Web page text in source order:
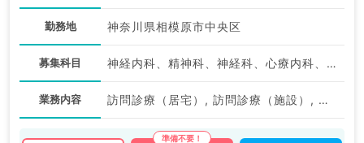
勤務地 神奈川県相模原市中央区
募集科目 神経内科、精神科、神経科、心療内科、アレルギー科、リウマチ科、小児科、整形外科、形成外科、美容外科、脳神経外科、呼吸器外科、心臓血管外科、小児外科、泌尿器科、産婦人科、産科、婦人科、眼科、耳鼻咽喉科、気管食道科、リハビリテーション科、麻酔科、ペインクリニック、人工透析科、緩和ケア科、一般内科、循環器内科、呼吸器内科、消化器内科、内分泌・代謝内科、腎臓内科、老年内科、血液内科、外科系全般、一般外科、消化器外科、乳腺外科、総合診療科、健診・人間ドック、救急科・ＩＣＵ、病理科、基礎医学系、膠原病科、スポーツ整形外科、大腸・肛門外科、産業医、脊髄・脊椎外科
業務内容 訪問診療（居宅）, 訪問診療（施設）, その他, その他